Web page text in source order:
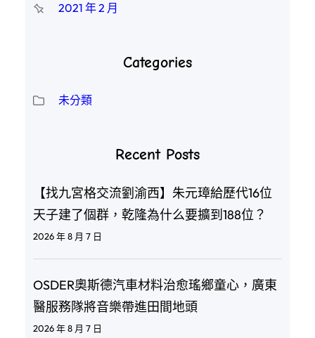
2021 年 2 月
Categories
未分類
Recent Posts
【找九宮格交流劉渝西】朱元璋給歷代16位
天子建了個群，乾隆為什么要擴到188位？
2026 年 8 月 7 日
OSDER奧斯德汽車材料治愈瑤鄉童心，廣東
醫服務隊將音樂帶進田間地頭
2026 年 8 月 7 日